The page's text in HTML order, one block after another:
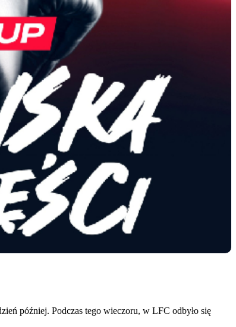
później. Podczas tego wieczoru, w LFC odbyło się